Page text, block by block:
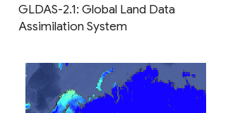
GLDAS-2.1: Global Land Data
Assimilation System